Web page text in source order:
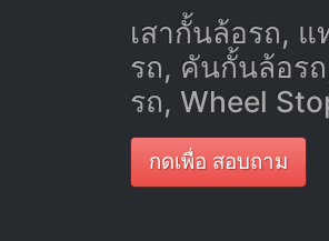
เสากั้นล้อรถ,
รถ, คันกั้นล้อร
รถ, Wheel
กดเพื่อ สอบถาม